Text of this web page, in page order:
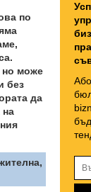
по
но може
без
да
на